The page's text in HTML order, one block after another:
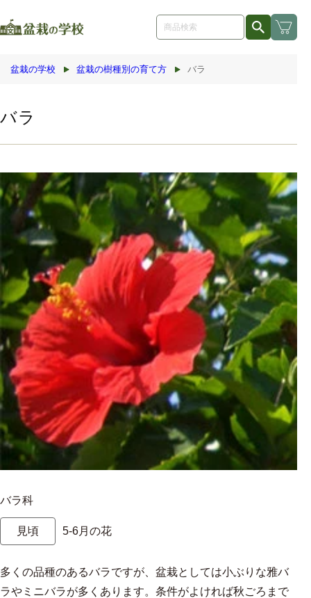
進む
盆栽の学校 盆栽の樹種別の育て方 バラ
バラ
バラ科
見頃 5-6月の花
多くの品種のあるバラですが、盆栽としては小ぶりな雅バ
ラやミニバラが多くあります。条件がよければ秋ごろまで